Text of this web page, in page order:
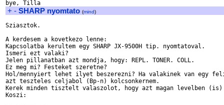
+ - SHARP nyomtato (mind)
Sziasztok.
A kerdesem a kovetkezo lenne:
Kapcsolatba kerultem egy SHARP JX-9500H tip. nyomtatoval.
Ismeri ezt valaki?
Jelen pillanatban azt mondja, hogy: REPL. TONER. COLL.
Ez meg mi? Festeket szeretne?
Hol/mennyiert lehet ilyet beszerezni? Ha valakinek van egy
azt teszteles celjabol (Bp-n) kolcsonkernem.
Kerek minden tisztelt valaszolot, hogy azt magan levelben
Koszi: